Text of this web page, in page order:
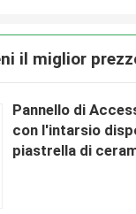
il miglior
Pannello di
con l'intarsio
piastrella di